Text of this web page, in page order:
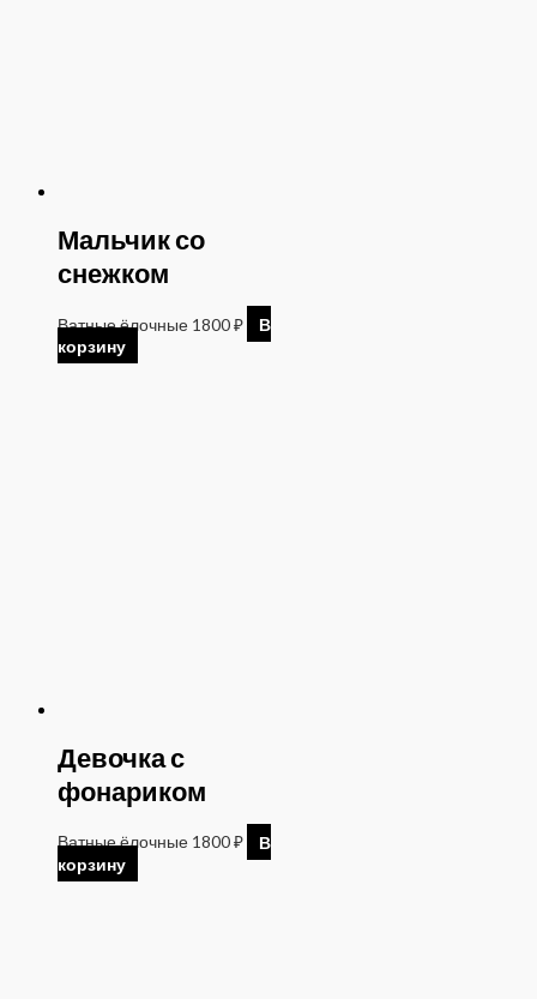
Мальчик со
снежком
Ватные ёлочные 1800₽
В
корзину
Девочка с
фонариком
Ватные ёлочные 1800₽
В
корзину